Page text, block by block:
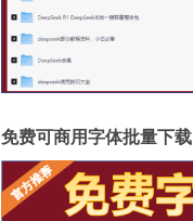
免费可商用字体批量下载